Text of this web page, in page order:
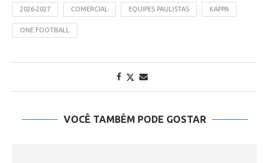
2026-2027 COMERCIAL EQUIPES PAULISTAS KAPPA
ONE FOOTBALL
VOCÊ TAMBÉM PODE GOSTAR